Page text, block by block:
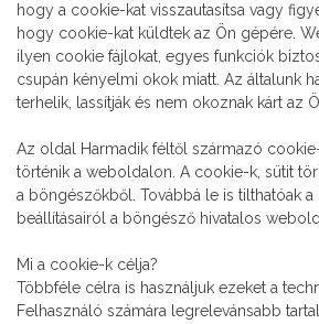
hogy a cookie-kat visszautasítsa vagy
hogy cookie-kat küldtek az Ön gépére.
ilyen cookie fájlokat, egyes funkciók
csupán kényelmi okok miatt. Az általunk
terhelik, lassítják és nem okoznak kárt az
Az oldal Harmadik féltől származó
történik a weboldalon. A cookie-k, sütit
a böngészőkből. Továbbá le is tilthatóak a
beállításairól a böngésző hivatalos
Mi a cookie-k célja?
Többféle célra is használjuk ezeket a
Felhasználó számára legrelevánsabb